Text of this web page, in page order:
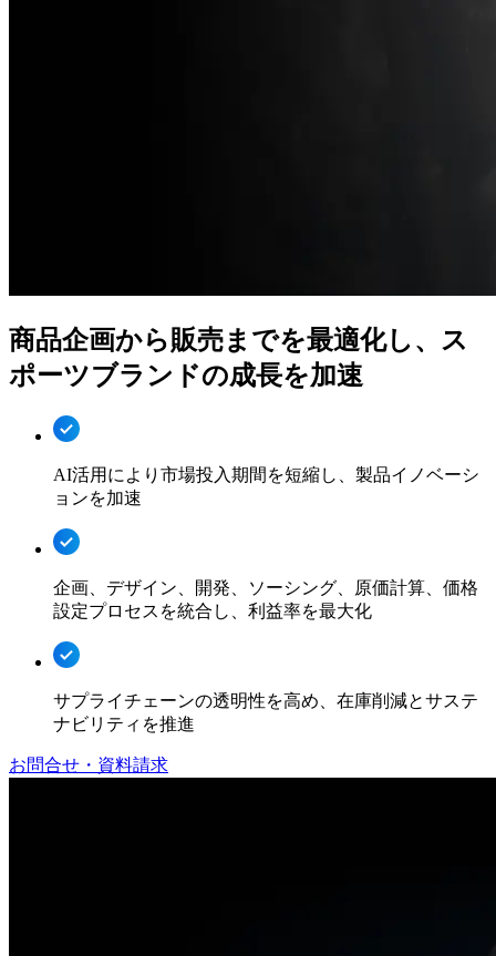
商品企画から販売までを最適化し、 ス
ポーツブランドの成長を加速
AI活用により市場投入期間を短縮し、製品イノベーシ
ョンを加速
企画、デザイン、開発、ソーシング、原価計算、価格
設定プロセスを統合し、利益率を最大化
サプライチェーンの透明性を高め、在庫削減とサステ
ナビリティを推進
お問合せ・資料請求